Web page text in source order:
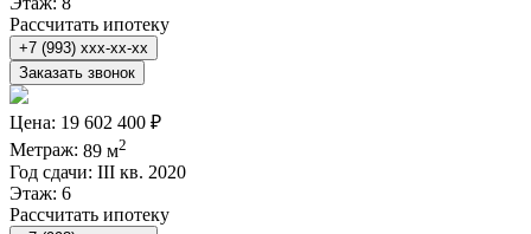
Рассчитать ипотеку
+7 (993) xxx-xx-xx
Заказать звонок
Цена: 19 602 400 ₽
Метраж: 89 м2
Год сдачи: III кв. 2020
Этаж: 6
Рассчитать ипотеку